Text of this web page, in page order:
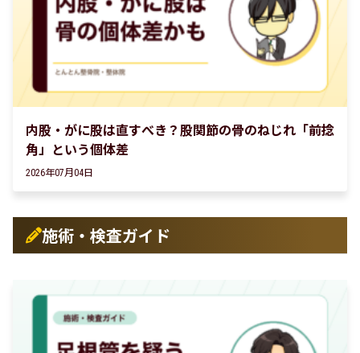
内股・がに股は直すべき？股関節の骨のねじれ「前捻
角」という個体差
2026年07月04日
施術・検査ガイド